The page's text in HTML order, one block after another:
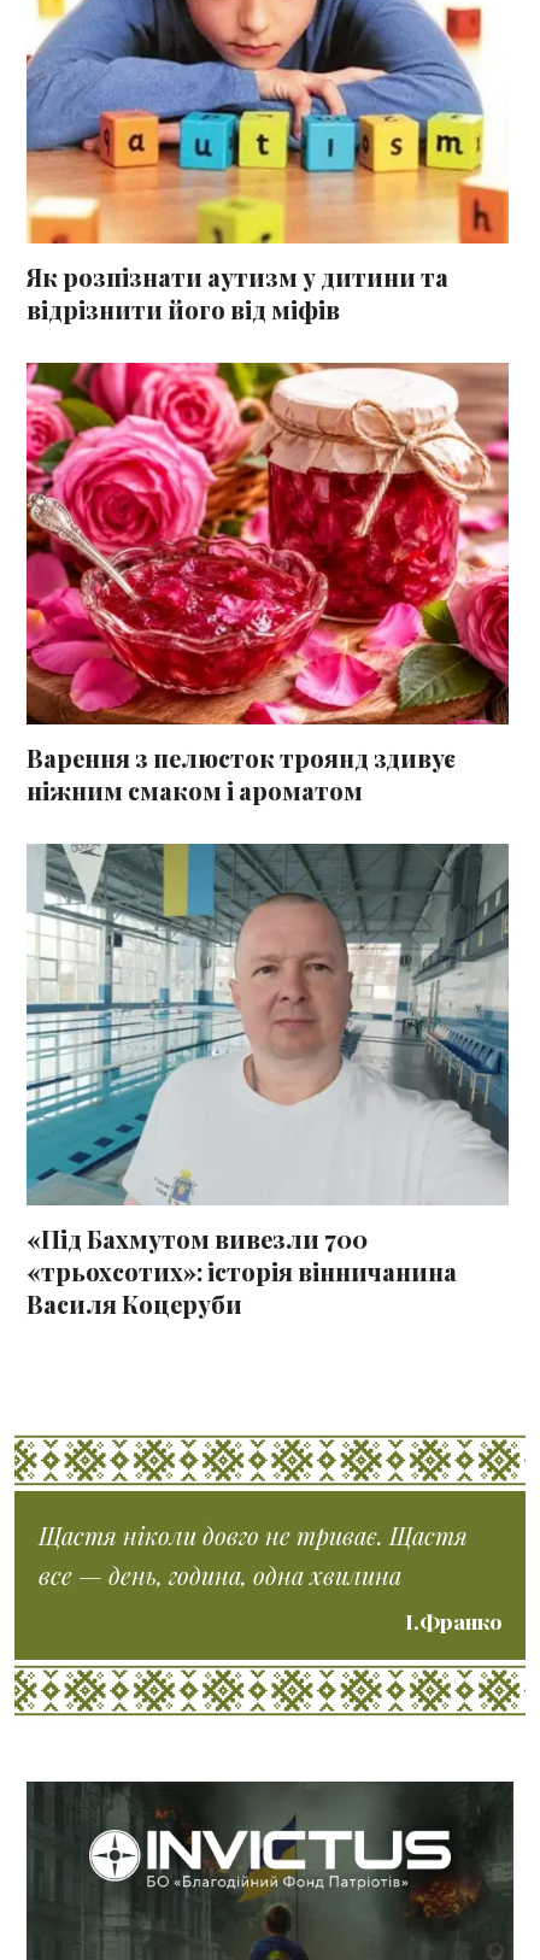
Як розпізнати аутизм у дитини та
відрізнити його від міфів
Варення з пелюсток троянд здивує
ніжним смаком і ароматом
«Під Бахмутом вивезли 700
«трьохсотих»: історія вінничанина
Василя Коцеруби
Щастя ніколи довго не триває. Щастя
все — день, година, одна хвилина
І.Франко